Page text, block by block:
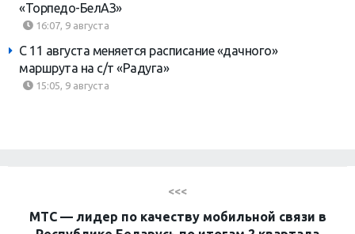
«Торпедо-БелАЗ»
16:07, 9 августа
С 11 августа меняется расписание «дачного»
маршрута на с/т «Радуга»
15:05, 9 августа
<<<
МТС — лидер по качеству мобильной связи в